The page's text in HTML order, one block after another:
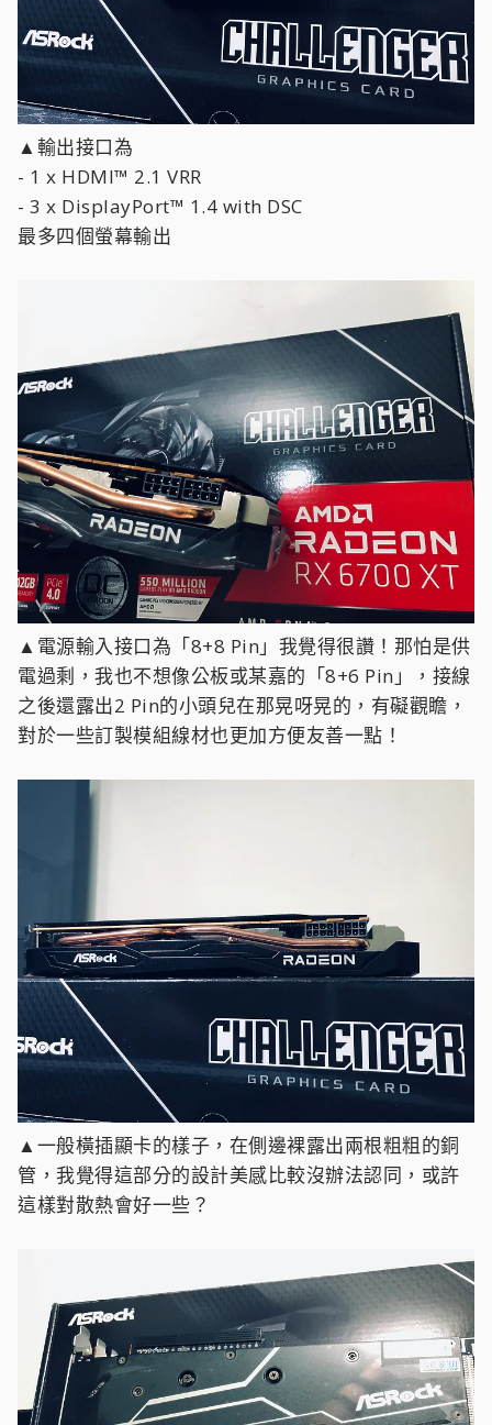
▲輸出接口為
- 1 x HDMI™ 2.1 VRR
- 3 x DisplayPort™ 1.4 with DSC
最多四個螢幕輸出
▲電源輸入接口為「8+8 Pin」我覺得很讚！那怕是供
電過剩，我也不想像公板或某嘉的「8+6 Pin」，接線
之後還露出2 Pin的小頭兒在那晃呀晃的，有礙觀瞻，
對於一些訂製模組線材也更加方便友善一點！
▲一般橫插顯卡的樣子，在側邊裸露出兩根粗粗的銅
管，我覺得這部分的設計美感比較沒辦法認同，或許
這樣對散熱會好一些？